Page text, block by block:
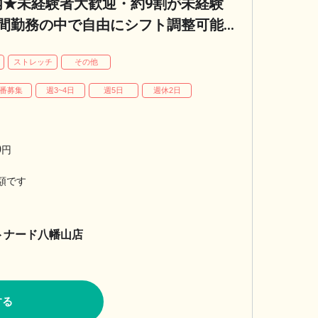
務の中で自由にシフト調整可能
ストレッチ その他
募集 週3~4日 週5日 週休2日
円
です
ード八幡山店